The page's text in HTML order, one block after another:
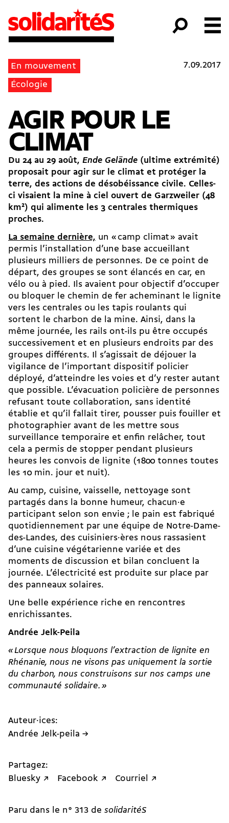
En mouvement
Écologie
7.09.2017
AGIR POUR LE
CLIMAT
Du 24 au 29 août, Ende Gelände (ultime extrémité)
proposait pour agir sur le climat et protéger la
terre, des actions de désobéissance civile. Celles-
ci visaient la mine à ciel ouvert de Garzweiler (48
km2) qui alimente les 3 centrales thermiques
proches.
La semaine dernière, un « camp climat » avait
permis l’installation d’une base accueillant
plusieurs milliers de personnes. De ce point de
départ, des groupes se sont élancés en car, en
vélo ou à pied. Ils avaient pour objectif d’occuper
ou bloquer le chemin de fer acheminant le lignite
vers les centrales ou les tapis roulants qui
sortent le charbon de la mine. Ainsi, dans la
même journée, les rails ont-ils pu être occupés
successivement et en plusieurs endroits par des
groupes différents. Il s’agissait de déjouer la
vigilance de l’important dispositif policier
déployé, d’atteindre les voies et d’y rester autant
que possible. L’évacuation policière de personnes
refusant toute collaboration, sans identité
établie et qu’il fallait tirer, pousser puis fouiller et
photographier avant de les mettre sous
surveillance temporaire et enfin relâcher, tout
cela a permis de stopper pendant plusieurs
heures les convois de lignite (1800 tonnes toutes
les 10 min. jour et nuit).
Au camp, cuisine, vaisselle, nettoyage sont
partagés dans la bonne humeur, chacun·e
participant selon son envie ; le pain est fabriqué
quotidiennement par une équipe de Notre-Dame-
des-Landes, des cuisiniers·ères nous rassasient
d’une cuisine végétarienne variée et des
moments de discussion et bilan concluent la
journée. L’électricité est produite sur place par
des panneaux solaires.
Une belle expérience riche en rencontres
enrichissantes.
Andrée Jelk-Peila
« Lorsque nous bloquons l’extraction de lignite en
Rhénanie, nous ne visons pas uniquement la sortie
du charbon, nous construisons sur nos camps une
communauté solidaire. »
Auteur·ices:
Andrée Jelk-peila →
Partagez:
Bluesky ↗
Facebook ↗ Courriel ↗
Paru dans le n° 313 de solidaritéS